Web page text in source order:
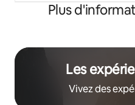
Plus
Les
Vivez des